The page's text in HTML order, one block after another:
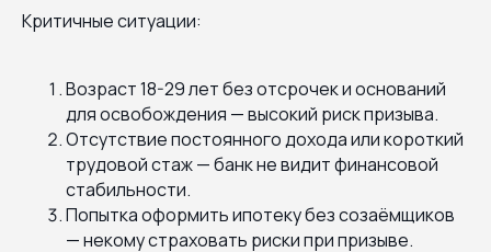
Критичные ситуации:
Возраст 18-29 лет без отсрочек и оснований
для освобождения — высокий риск призыва.
Отсутствие постоянного дохода или короткий
трудовой стаж — банк не видит финансовой
стабильности.
Попытка оформить ипотеку без созаёмщиков
— некому страховать риски при призыве.